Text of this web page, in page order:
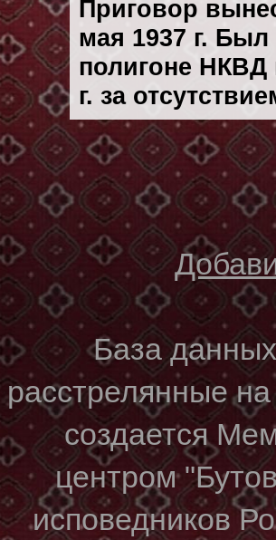
Приговор
мая 1937 г.
полигоне НКВД
г. за
База
расстрелянные
создается
центром
исповедников